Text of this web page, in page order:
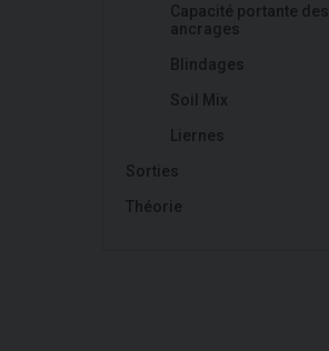
Capacité portante des
ancrages
Blindages
Soil Mix
Liernes
Sorties
Théorie